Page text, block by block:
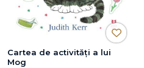
Cartea de activități a lui
Mog